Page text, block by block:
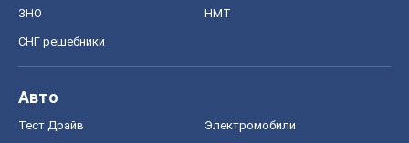
ЗНО НМТ
СНГ решебники
Авто
Тест Драйв Электромобили